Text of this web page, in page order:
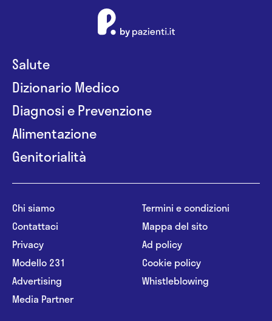
Salute
Dizionario Medico
Diagnosi e Prevenzione
Alimentazione
Genitorialità
Chi siamo
Contattaci
Privacy
Modello 231
Advertising
Media Partner
Termini e condizioni
Mappa del sito
Ad policy
Cookie policy
Whistleblowing